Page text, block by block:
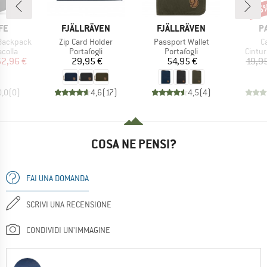
ridotto
€
(0)
MARCHIO
FJÄLLRÄVEN
Articolo
Zip Card Holder
Gruppo di prodotti
Portafogli
Prezzo
29,95 €
4,6(17)
MARCHIO
FJÄLLRÄVEN
Articolo
Passport Wallet
Gruppo di prodotti
Portafogli
Prezzo
54,95 €
4,5(4)
COSA NE PENSI?
FAI UNA DOMANDA
SCRIVI UNA RECENSIONE
CONDIVIDI UN'IMMAGINE